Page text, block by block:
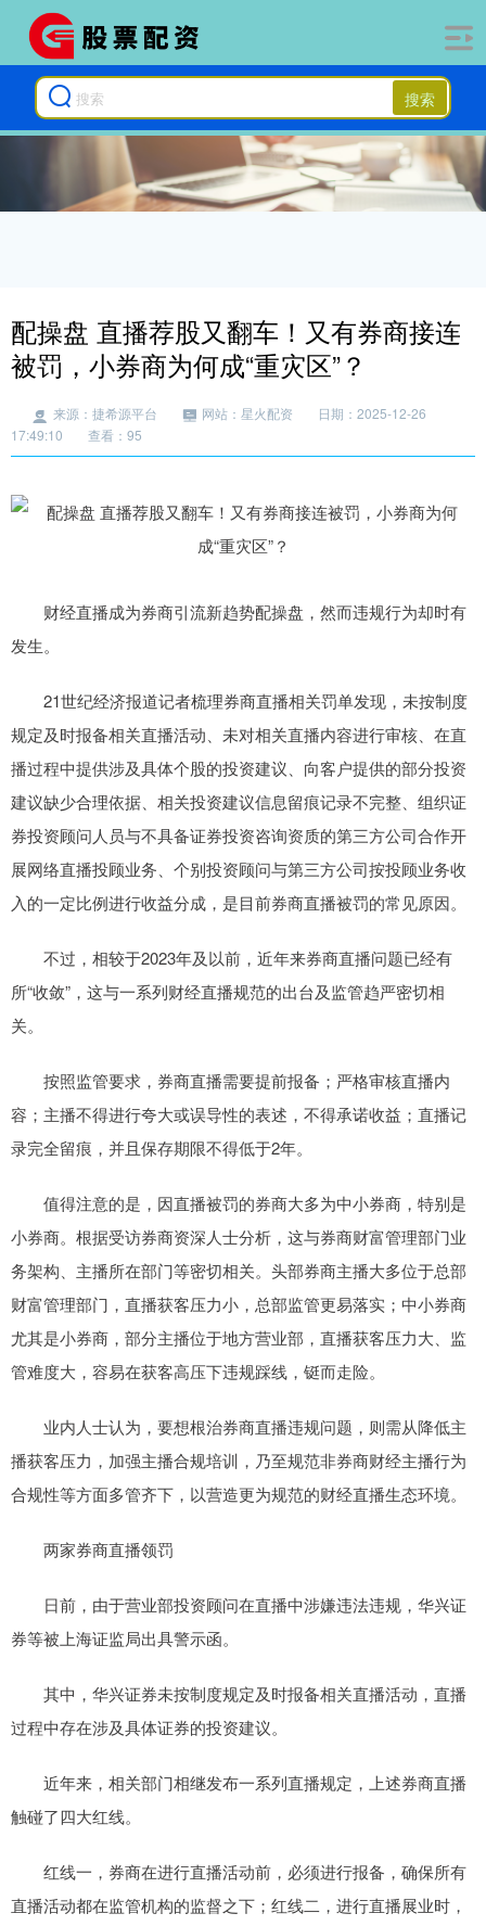
搜索
配操盘 直播荐股又翻车！又有券商接连
被罚，小券商为何成“重灾区”？
来源：捷希源平台 网站：星火配资
日期：2025-12-26
17:49:10
查看：95
财经直播成为券商引流新趋势配操盘，然而违规行为却时有
发生。
21世纪经济报道记者梳理券商直播相关罚单发现，未按制度
规定及时报备相关直播活动、未对相关直播内容进行审核、在直
播过程中提供涉及具体个股的投资建议、向客户提供的部分投资
建议缺少合理依据、相关投资建议信息留痕记录不完整、组织证
券投资顾问人员与不具备证券投资咨询资质的第三方公司合作开
展网络直播投顾业务、个别投资顾问与第三方公司按投顾业务收
入的一定比例进行收益分成，是目前券商直播被罚的常见原因。
不过，相较于2023年及以前，近年来券商直播问题已经有
所“收敛”，这与一系列财经直播规范的出台及监管趋严密切相
关。
按照监管要求，券商直播需要提前报备；严格审核直播内
容；主播不得进行夸大或误导性的表述，不得承诺收益；直播记
录完全留痕，并且保存期限不得低于2年。
值得注意的是，因直播被罚的券商大多为中小券商，特别是
小券商。根据受访券商资深人士分析，这与券商财富管理部门业
务架构、主播所在部门等密切相关。头部券商主播大多位于总部
财富管理部门，直播获客压力小，总部监管更易落实；中小券商
尤其是小券商，部分主播位于地方营业部，直播获客压力大、监
管难度大，容易在获客高压下违规踩线，铤而走险。
业内人士认为，要想根治券商直播违规问题，则需从降低主
播获客压力，加强主播合规培训，乃至规范非券商财经主播行为
合规性等方面多管齐下，以营造更为规范的财经直播生态环境。
两家券商直播领罚
日前，由于营业部投资顾问在直播中涉嫌违法违规，华兴证
券等被上海证监局出具警示函。
其中，华兴证券未按制度规定及时报备相关直播活动，直播
过程中存在涉及具体证券的投资建议。
近年来，相关部门相继发布一系列直播规定，上述券商直播
触碰了四大红线。
红线一，券商在进行直播活动前，必须进行报备，确保所有
直播活动都在监管机构的监督之下；红线二，进行直播展业时，